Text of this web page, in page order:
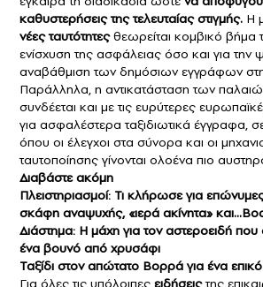
καθυστερήσεις της τελευταίας στιγμής. Η
νέες ταυτότητεςθεωρείται κομβικό βήμα
ενίσχυση της ασφάλειας όσο και για την
αναβάθμιση των δημόσιων εγγράφων
Παράλληλα, η αντικατάσταση των
συνδέεται και με τις ευρύτερες
για ασφαλέστερα ταξιδιωτικά έγγραφα,
όπου οι έλεγχοι στα σύνορα και οι
ταυτοποίησης γίνονται ολοένα πιο
Διαβάστε ακόμη
Πλειστηριασμοί: Τι κλήρωσε για
σκάφη αναψυχής, «ιερά ακίνητα»
Διάστημα: Η μάχη για τον αστεροειδή που
ένα βουνό από χρυσάφι
Ταξίδι στον απώτατο Βορρά για ένα επικό
Για όλες τις υπόλοιπες ειδήσειςτης